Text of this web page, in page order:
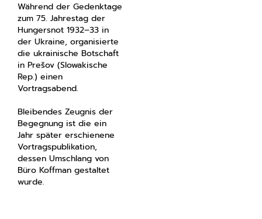
Während der Gedenktage
zum 75. Jahrestag der
Hungersnot 1932–33 in
der Ukraine, organisierte
die ukrainische Botschaft
in Prešov (Slowakische
Rep.) einen
Vortragsabend.
Bleibendes Zeugnis der
Begegnung ist die ein
Jahr später erschienene
Vortragspublikation,
dessen Umschlang von
Büro Koffman gestaltet
wurde.